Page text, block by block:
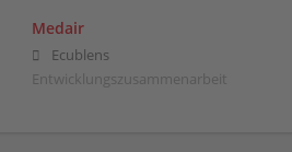
Medair
Ecublens
Entwicklungszusammenarbeit